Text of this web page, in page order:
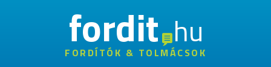
fordithu
FORDÍTÓK & TOLMÁCSOK